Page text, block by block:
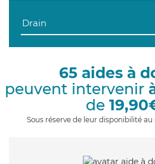
65 aides à
peuvent intervenir
de
Sous réserve de leur disponibilité